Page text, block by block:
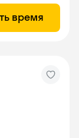
время